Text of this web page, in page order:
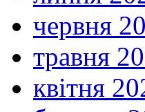
червня
травня
квітня